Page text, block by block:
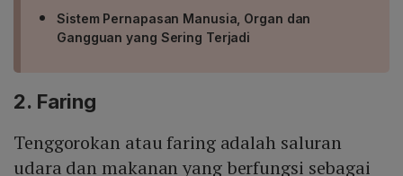
Sistem Pernapasan Manusia, Organ dan
Gangguan yang Sering Terjadi
2. Faring
Tenggorokan atau faring adalah saluran
udara dan makanan yang berfungsi sebagai